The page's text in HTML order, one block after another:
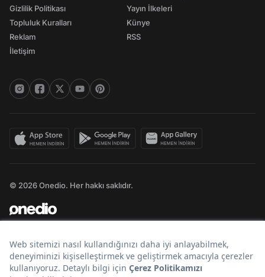
Gizlilik Politikası
Topluluk Kuralları
Reklam
İletişim
Yayın İlkeleri
Künye
RSS
© 2026 Onedio. Her hakkı saklıdır.
Bir markasıdır.